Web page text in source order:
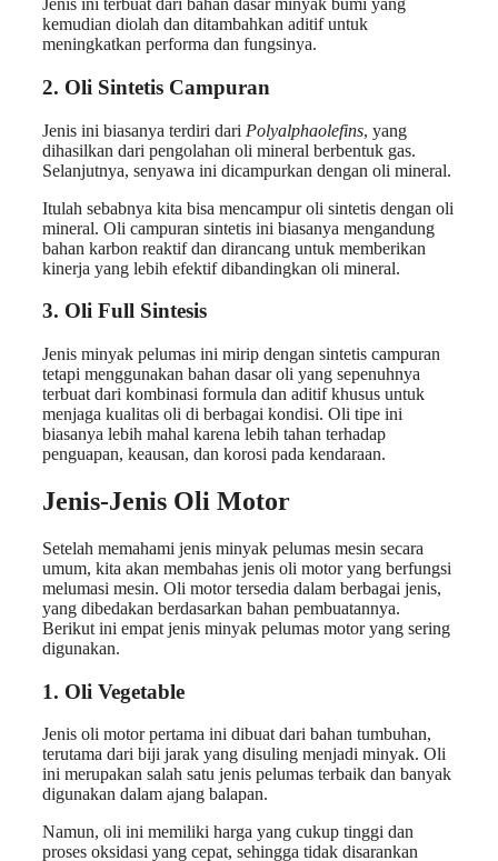
Jenis ini terbuat dari bahan dasar minyak bumi yang
kemudian diolah dan ditambahkan aditif untuk
meningkatkan performa dan fungsinya.
2. Oli Sintetis Campuran
Jenis ini biasanya terdiri dari Polyalphaolefins, yang
dihasilkan dari pengolahan oli mineral berbentuk gas.
Selanjutnya, senyawa ini dicampurkan dengan oli mineral.
Itulah sebabnya kita bisa mencampur oli sintetis dengan oli
mineral. Oli campuran sintetis ini biasanya mengandung
bahan karbon reaktif dan dirancang untuk memberikan
kinerja yang lebih efektif dibandingkan oli mineral.
3. Oli Full Sintesis
Jenis minyak pelumas ini mirip dengan sintetis campuran
tetapi menggunakan bahan dasar oli yang sepenuhnya
terbuat dari kombinasi formula dan aditif khusus untuk
menjaga kualitas oli di berbagai kondisi. Oli tipe ini
biasanya lebih mahal karena lebih tahan terhadap
penguapan, keausan, dan korosi pada kendaraan.
Jenis-Jenis Oli Motor
Setelah memahami jenis minyak pelumas mesin secara
umum, kita akan membahas jenis oli motor yang berfungsi
melumasi mesin. Oli motor tersedia dalam berbagai jenis,
yang dibedakan berdasarkan bahan pembuatannya.
Berikut ini empat jenis minyak pelumas motor yang sering
digunakan.
1. Oli Vegetable
Jenis oli motor pertama ini dibuat dari bahan tumbuhan,
terutama dari biji jarak yang disuling menjadi minyak. Oli
ini merupakan salah satu jenis pelumas terbaik dan banyak
digunakan dalam ajang balapan.
Namun, oli ini memiliki harga yang cukup tinggi dan
proses oksidasi yang cepat, sehingga tidak disarankan